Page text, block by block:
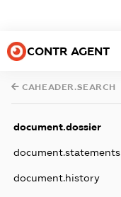
CONTR AGENT
CAHEADER.SEARCH
document.dossier
document.statements
document.history